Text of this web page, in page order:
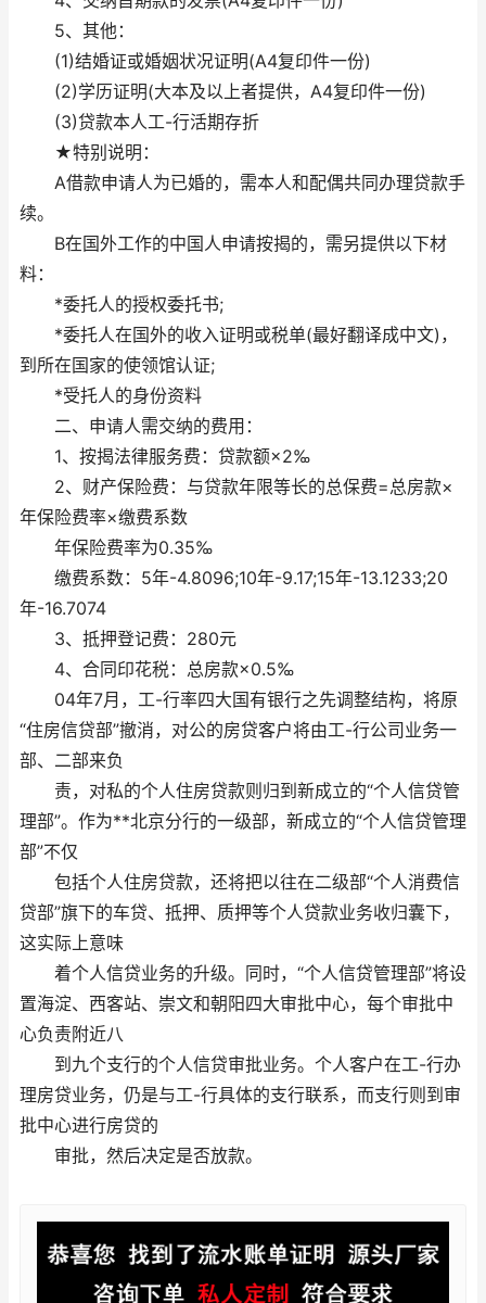
5、其他：
(1)结婚证或婚姻状况证明(A4复印件一份)
(2)学历证明(大本及以上者提供，A4复印件一份)
(3)贷款本人工-行活期存折
★特别说明：
A借款申请人为已婚的，需本人和配偶共同办理贷款手
续。
B在国外工作的中国人申请按揭的，需另提供以下材
料：
*委托人的授权委托书;
*委托人在国外的收入证明或税单(最好翻译成中文)，
到所在国家的使领馆认证;
*受托人的身份资料
二、申请人需交纳的费用：
1、按揭法律服务费：贷款额×2‰
2、财产保险费：与贷款年限等长的总保费=总房款×
年保险费率×缴费系数
年保险费率为0.35‰
缴费系数：5年-4.8096;10年-9.17;15年-13.1233;20
年-16.7074
3、抵押登记费：280元
4、合同印花税：总房款×0.5‰
04年7月，工-行率四大国有银行之先调整结构，将原
“住房信贷部”撤消，对公的房贷客户将由工-行公司业务一
部、二部来负
责，对私的个人住房贷款则归到新成立的“个人信贷管
理部”。作为**北京分行的一级部，新成立的“个人信贷管理
部”不仅
包括个人住房贷款，还将把以往在二级部“个人消费信
贷部”旗下的车贷、抵押、质押等个人贷款业务收归囊下，
这实际上意味
着个人信贷业务的升级。同时，“个人信贷管理部”将设
置海淀、西客站、崇文和朝阳四大审批中心，每个审批中
心负责附近八
到九个支行的个人信贷审批业务。个人客户在工-行办
理房贷业务，仍是与工-行具体的支行联系，而支行则到审
批中心进行房贷的
审批，然后决定是否放款。